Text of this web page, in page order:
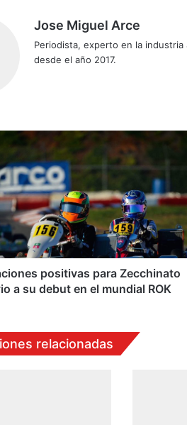
Jose Miguel Arce
Periodista, experto en la
desde el año 2017.
b
positivas para Zecchinato
a su debut en el mundial ROK
relacionadas